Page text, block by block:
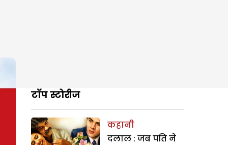
टॉप स्टोरीज
कहानी
दलाल : जब पति ने